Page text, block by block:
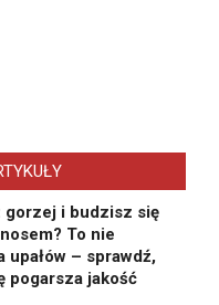
gorzej i budzisz się
To nie
upałów – sprawdź,
pogarsza jakość